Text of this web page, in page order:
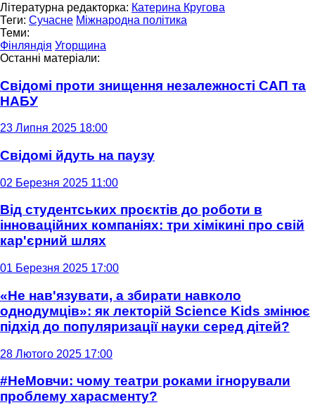
Літературна редакторка: Катерина Кругова
Теги: Сучасне Міжнародна політика
Теми:
Фінляндія Угорщина
Останні матеріали:
Свідомі проти знищення незалежності САП та
НАБУ
23 Липня 2025 18:00
Свідомі йдуть на паузу
02 Березня 2025 11:00
Від студентських проєктів до роботи в
інноваційних компаніях: три хімікині про свій
кар'єрний шлях
01 Березня 2025 17:00
«Не нав'язувати, а збирати навколо
однодумців»: як лекторій Science Kids змінює
підхід до популяризації науки серед дітей?
28 Лютого 2025 17:00
#НеМовчи: чому театри роками ігнорували
проблему харасменту?